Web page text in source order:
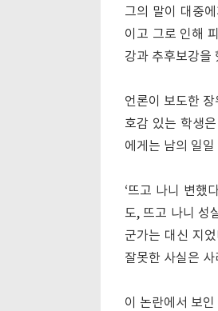
그의 말이 대중
이고 그로 인해
강과 추후보강을
언론이 보도한
호감 있는 학생
에게는 남의 일
‘뜨고 나니 변했
도, 뜨고 나니 성
군가는 대신 지
잘못한 사실은
이 논란에서 보